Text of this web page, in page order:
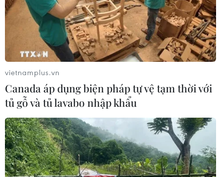
Triển lãm công nghiệp và sản xuất Việt
vietnamplus.vn
Canada áp dụng biện pháp tự vệ tạm thời với
tủ gỗ và tủ lavabo nhập khẩu